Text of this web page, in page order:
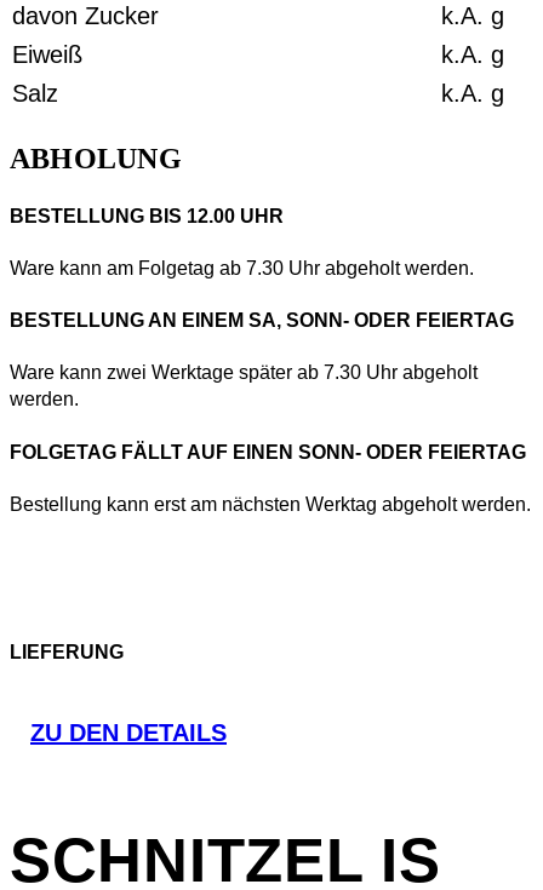
davon Zucker k.A. g
Eiweiß
k.A. g
Salz
k.A. g
ABHOLUNG
BESTELLUNG BIS 12.00 UHR
Ware kann am Folgetag ab 7.30 Uhr abgeholt werden.
BESTELLUNG AN EINEM SA, SONN- ODER FEIERTAG
Ware kann zwei Werktage später ab 7.30 Uhr abgeholt
werden.
FOLGETAG FÄLLT AUF EINEN SONN- ODER FEIERTAG
Bestellung kann erst am nächsten Werktag abgeholt werden.
LIEFERUNG
ZU DEN DETAILS
SCHNITZEL IS